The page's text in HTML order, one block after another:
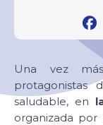
Una vez
protagonistas
saludable, en
organizada